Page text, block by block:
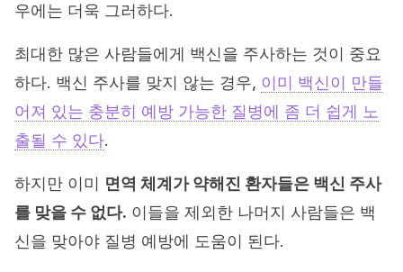
우에는 더욱 그러하다.
최대한 많은 사람들에게 백신을 주사하는 것이 중요
하다. 백신 주사를 맞지 않는 경우, 이미 백신이 만들
어져 있는 충분히 예방 가능한 질병에 좀 더 쉽게 노
출될 수 있다.
하지만 이미 면역 체계가 약해진 환자들은 백신 주사
를 맞을 수 없다. 이들을 제외한 나머지 사람들은 백
신을 맞아야 질병 예방에 도움이 된다.